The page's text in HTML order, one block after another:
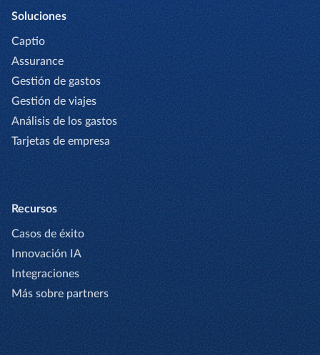
Soluciones
Captio
Assurance
Gestión de gastos
Gestión de viajes
Análisis de los gastos
Tarjetas de empresa
Recursos
Casos de éxito
Innovación IA
Integraciones
Más sobre partners